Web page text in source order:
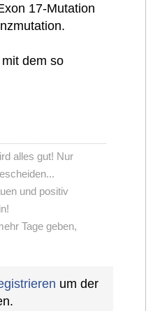
17-Mutation
dem so
alles gut! Nur
und positiv
Tage geben,
um der